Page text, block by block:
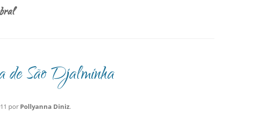
de São Djalminha
por Pollyanna Diniz.